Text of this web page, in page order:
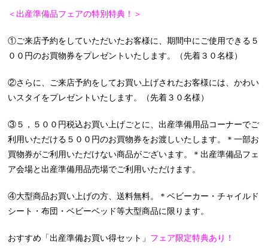
＜出産準備品フェアの特別特典！＞
①ご来店予約をしていただいたお客様に、期間中にご使用できる５
００円のお買物券をプレゼントいたします。（先着３０名様）
②さらに、ご来店予約をしてお買い上げされたお客様には、かわい
いスタイをプレゼントいたします。（先着３０名様）
③５，５００円税込お買い上げごとに、出産準備用品コーナーでご
利用いただける５００円のお買物券をお渡しいたします。＊一部お
買物券がご利用いただけない商品がございます。＊出産準備品フェ
ア会場と出産準備用品売場でご利用いただけます。
④大型商品お買い上げの方、送料無料。＊ベビーカー・チャイルド
シート・布団・ベビーベッド等大型商品に限ります。
おすすめ「出産準備お買い得セット」 フェア限定特典あり！